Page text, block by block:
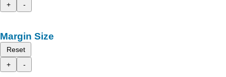
+
-
Margin Size
Reset
+
-